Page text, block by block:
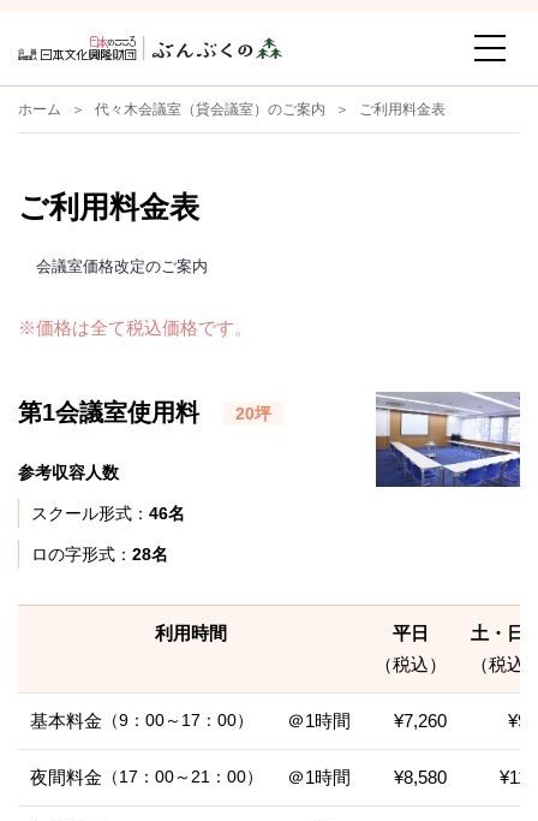
ホーム 代々木会議室（貸会議室）のご案内 ご利用料金表
ご利用料金表
会議室価格改定のご案内
※価格は全て税込価格です。
第1会議室使用料 20坪
参考収容人数
スクール形式： 46名
ロの字形式： 28名
利用時間
平日
（税込）
土・日
（税込
基本料金 （9：00～17：00） ＠1時間 ¥7,260
夜間料金 （17：00～21：00） ＠1時間 ¥8,580